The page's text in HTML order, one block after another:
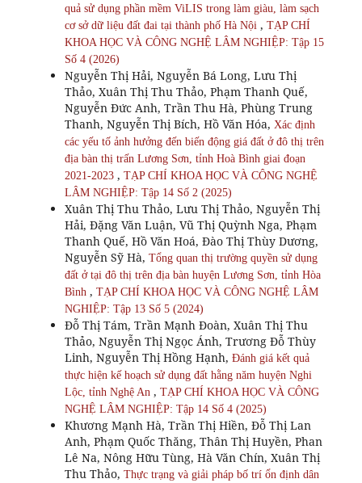
quả sử dụng phần mềm ViLIS trong làm giàu, làm sạch
cơ sở dữ liệu đất đai tại thành phố Hà Nội , TẠP CHÍ
KHOA HỌC VÀ CÔNG NGHỆ LÂM NGHIỆP: Tập 15
Số 4 (2026)
Nguyễn Thị Hải, Nguyễn Bá Long, Lưu Thị
Thảo, Xuân Thị Thu Thảo, Phạm Thanh Quế,
Nguyễn Đức Anh, Trần Thu Hà, Phùng Trung
Thanh, Nguyễn Thị Bích, Hồ Văn Hóa, Xác định
các yếu tố ảnh hưởng đến biến động giá đất ở đô thị trên
địa bàn thị trấn Lương Sơn, tỉnh Hoà Bình giai đoạn
2021-2023 , TẠP CHÍ KHOA HỌC VÀ CÔNG NGHỆ
LÂM NGHIỆP: Tập 14 Số 2 (2025)
Xuân Thị Thu Thảo, Lưu Thị Thảo, Nguyễn Thị
Hải, Đặng Văn Luận, Vũ Thị Quỳnh Nga, Phạm
Thanh Quế, Hồ Văn Hoá, Đào Thị Thùy Dương,
Nguyễn Sỹ Hà, Tổng quan thị trường quyền sử dụng
đất ở tại đô thị trên địa bàn huyện Lương Sơn, tỉnh Hòa
Bình , TẠP CHÍ KHOA HỌC VÀ CÔNG NGHỆ LÂM
NGHIỆP: Tập 13 Số 5 (2024)
Đỗ Thị Tám, Trần Mạnh Đoàn, Xuân Thị Thu
Thảo, Nguyễn Thị Ngọc Ánh, Trương Đỗ Thùy
Linh, Nguyễn Thị Hồng Hạnh, Đánh giá kết quả
thực hiện kế hoạch sử dụng đất hằng năm huyện Nghi
Lộc, tỉnh Nghệ An , TẠP CHÍ KHOA HỌC VÀ CÔNG
NGHỆ LÂM NGHIỆP: Tập 14 Số 4 (2025)
Khương Mạnh Hà, Trần Thị Hiền, Đỗ Thị Lan
Anh, Phạm Quốc Thăng, Thân Thị Huyền, Phan
Lê Na, Nông Hữu Tùng, Hà Văn Chín, Xuân Thị
Thu Thảo, Thực trạng và giải pháp bố trí ổn định dân